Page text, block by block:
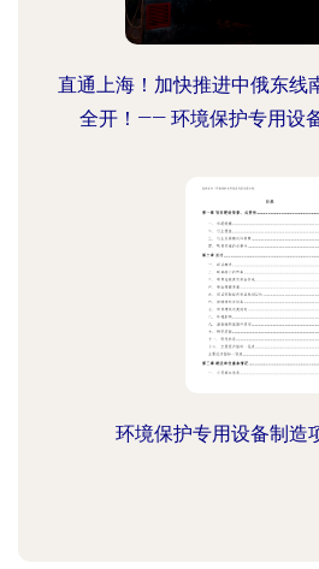
直通上海！加快推进中俄东线
全开！—— 环境保护专用设
环境保护专用设备制造